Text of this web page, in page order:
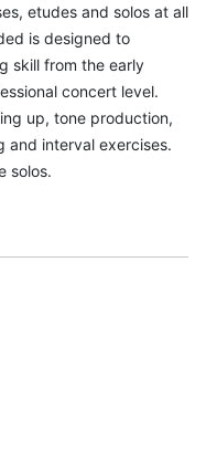
etudes and solos at all
is designed to
skill from the early
concert level.
up, tone production,
and interval exercises.
solos.